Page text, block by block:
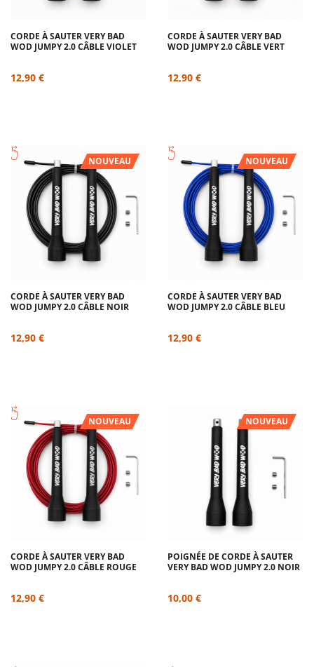
CORDE À SAUTER VERY BAD
WOD JUMPY 2.0 CÂBLE VIOLET
12,90 €
CORDE À SAUTER VERY BAD
WOD JUMPY 2.0 CÂBLE VERT
12,90 €
NOUVEAU
CORDE À SAUTER VERY BAD
WOD JUMPY 2.0 CÂBLE NOIR
12,90 €
NOUVEAU
CORDE À SAUTER VERY BAD
WOD JUMPY 2.0 CÂBLE BLEU
12,90 €
NOUVEAU
CORDE À SAUTER VERY BAD
WOD JUMPY 2.0 CÂBLE ROUGE
12,90 €
NOUVEAU
POIGNÉE DE CORDE À SAUTER
VERY BAD WOD JUMPY 2.0 NOIR
10,00 €